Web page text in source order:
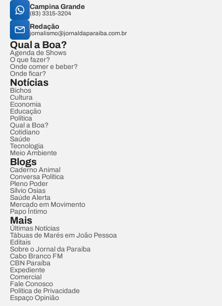
Campina Grande
(83) 3315-3204
Redação
jornalismo@jornaldaparaiba.com.br
Qual a Boa?
Agenda de Shows
O que fazer?
Onde comer e beber?
Onde ficar?
Notícias
Bichos
Cultura
Economia
Educação
Política
Qual a Boa?
Cotidiano
Saúde
Tecnologia
Meio Ambiente
Blogs
Caderno Animal
Conversa Política
Pleno Poder
Sílvio Osias
Saúde Alerta
Mercado em Movimento
Papo Íntimo
Mais
Últimas Notícias
Tábuas de Marés em João Pessoa
Editais
Sobre o Jornal da Paraíba
Cabo Branco FM
CBN Paraíba
Expediente
Comercial
Fale Conosco
Política de Privacidade
Espaço Opinião